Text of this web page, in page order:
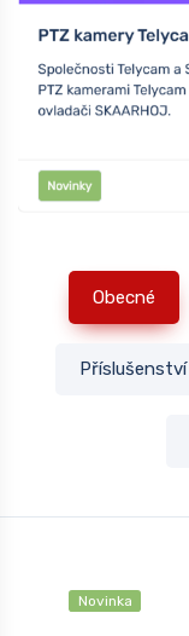
Obecné
Příslušenství
Novinka